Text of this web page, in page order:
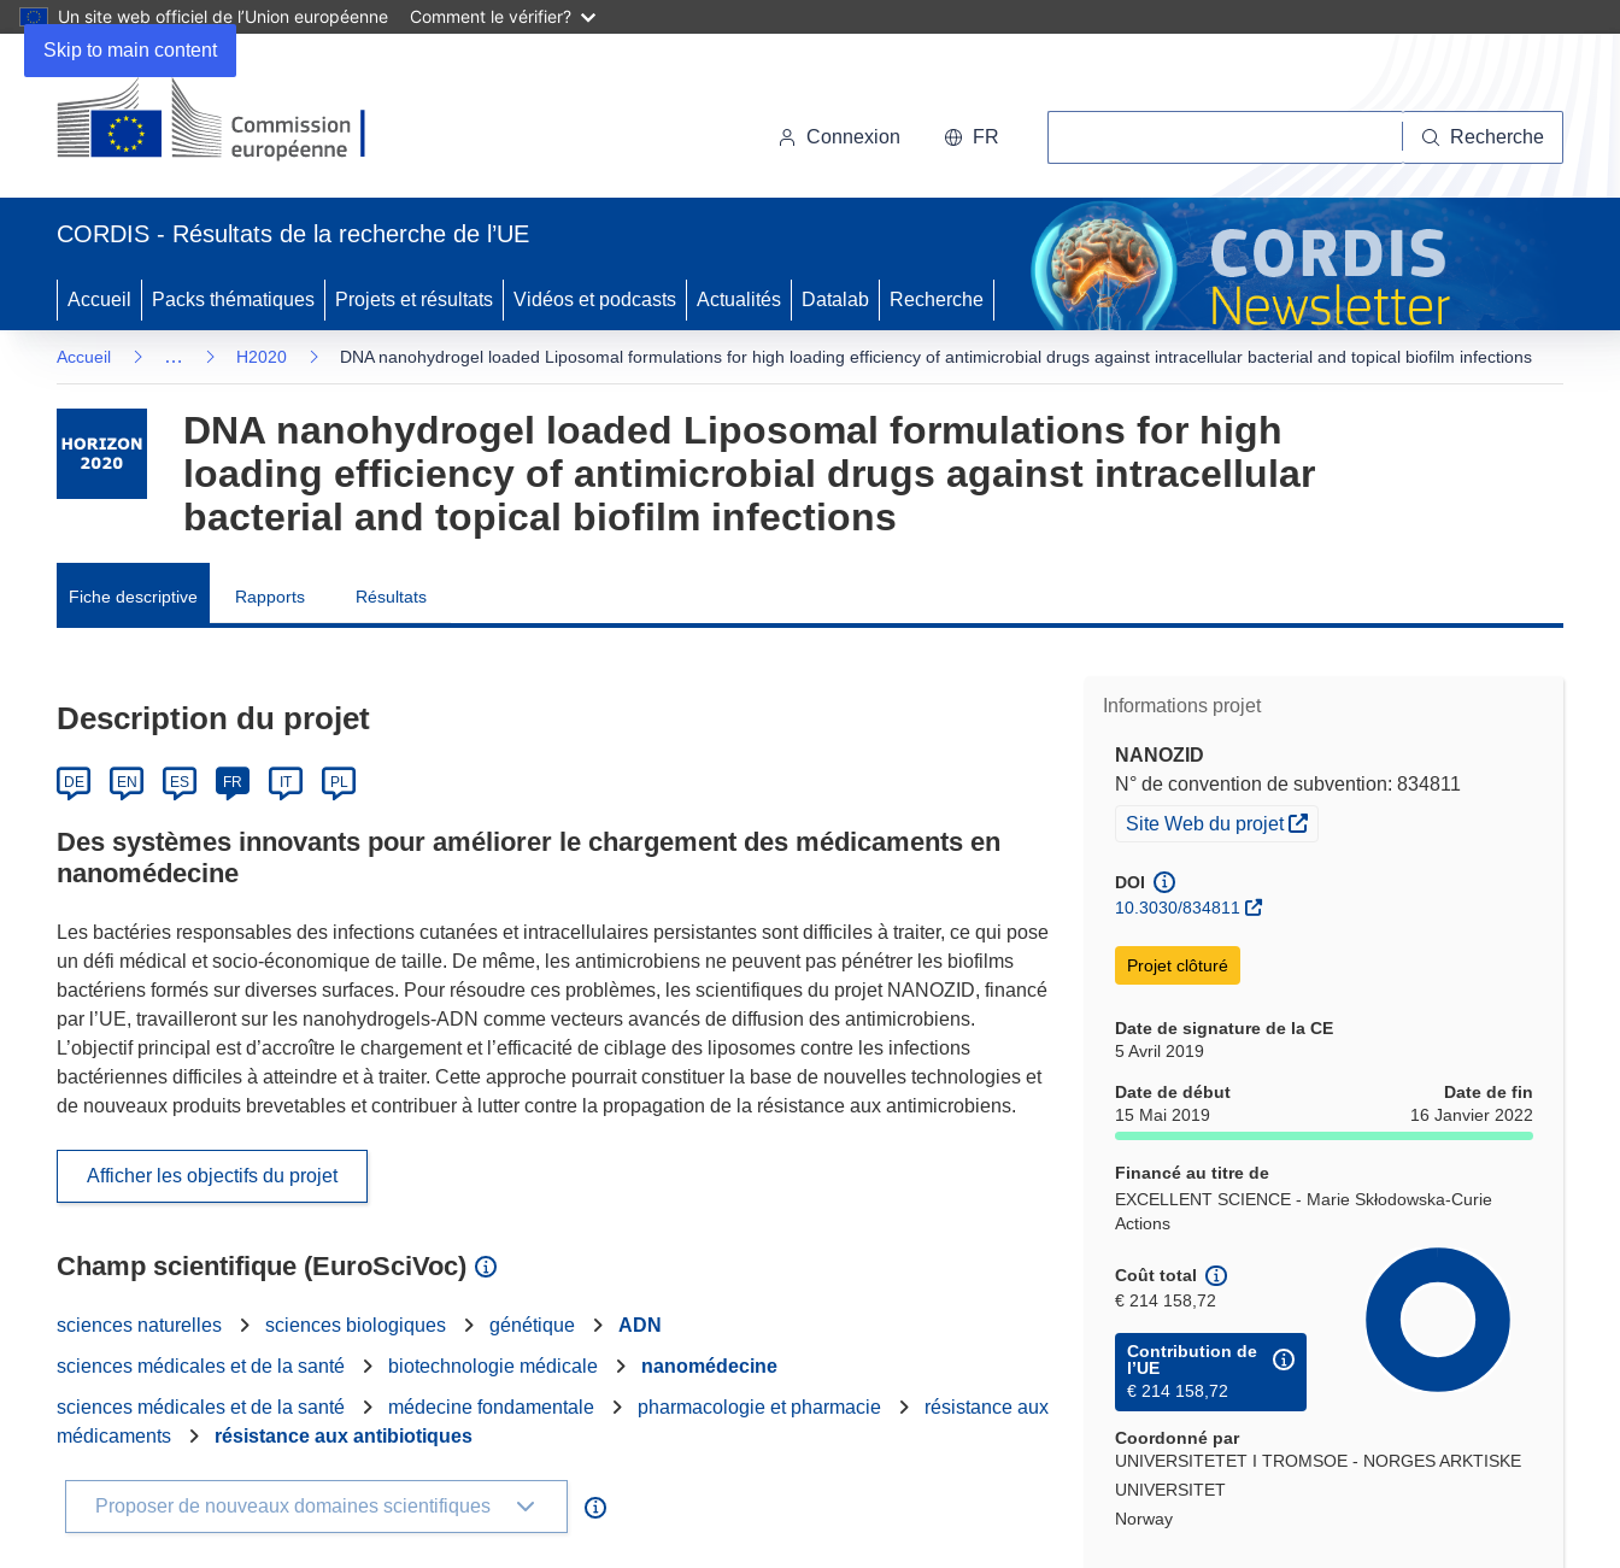
Skip to main content
Un site web officiel de l’Union européenne Comment le vérifier?
Connexion FR Recherche
CORDIS - Résultats de la recherche de l’UE
Accueil Packs thématiques Projets et résultats Vidéos et podcasts Actualités Datalab Recherche
Accueil … H2020 DNA nanohydrogel loaded Liposomal formulations for high loading efficiency of antimicrobial drugs against intracellular bacterial and topical biofilm infections
DNA nanohydrogel loaded Liposomal formulations for high
loading efficiency of antimicrobial drugs against intracellular
bacterial and topical biofilm infections
Fiche descriptive Rapports Résultats
Informations projet
NANOZID
N° de convention de subvention: 834811
(s’ouvre dans une nouvelle fenêtre)
Site Web du projet
DOI
10.3030/834811
Projet clôturé
Date de signature de la CE
5 Avril 2019
Date de début
15 Mai 2019
Date de fin
16 Janvier 2022
Financé au titre de
EXCELLENT SCIENCE - Marie Skłodowska-Curie
Actions
Coût total
€ 214 158,72
Contribution de
l’UE
€ 214 158,72
Coordonné par
UNIVERSITETET I TROMSOE - NORGES ARKTISKE
UNIVERSITET
Norway
Description du projet
DE EN ES FR IT PL
Des systèmes innovants pour améliorer le chargement des médicaments en
nanomédecine
Les bactéries responsables des infections cutanées et intracellulaires persistantes sont difficiles à traiter, ce qui pose
un défi médical et socio‑économique de taille. De même, les antimicrobiens ne peuvent pas pénétrer les biofilms
bactériens formés sur diverses surfaces. Pour résoudre ces problèmes, les scientifiques du projet NANOZID, financé
par l’UE, travailleront sur les nanohydrogels‑ADN comme vecteurs avancés de diffusion des antimicrobiens.
L’objectif principal est d’accroître le chargement et l’efficacité de ciblage des liposomes contre les infections
bactériennes difficiles à atteindre et à traiter. Cette approche pourrait constituer la base de nouvelles technologies et
de nouveaux produits brevetables et contribuer à lutter contre la propagation de la résistance aux antimicrobiens.
Afficher les objectifs du projet
Champ scientifique (EuroSciVoc)
sciences naturelles sciences biologiques génétique
ADN
sciences médicales et de la santé
biotechnologie médicale
nanomédecine
sciences médicales et de la santé
médecine fondamentale pharmacologie et pharmacie
résistance aux
médicaments
résistance aux antibiotiques
Proposer de nouveaux domaines scientifiques